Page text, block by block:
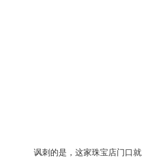
讽刺的是，这家珠宝店门口